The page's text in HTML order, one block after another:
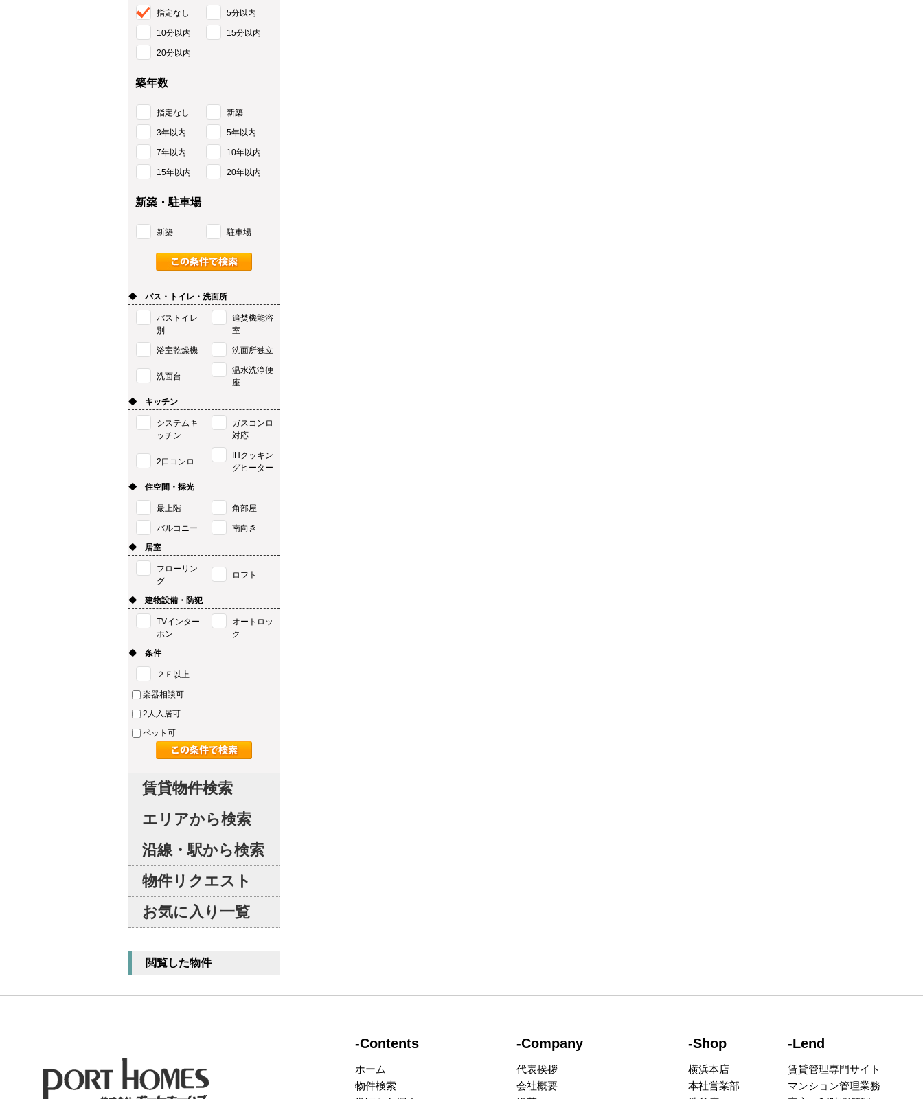
指定なし 5分以内
10分以内 15分以内
20分以内
築年数
指定なし 新築
3年以内 5年以内
7年以内 10年以内
15年以内 20年以内
新築・駐車場
新築 駐車場
◆ バス・トイレ・洗面所
バストイレ
別
追焚機能浴
室
浴室乾燥機 洗面所独立
洗面台
温水洗浄便
座
◆ キッチン
システムキ
ッチン
ガスコンロ
対応
2口コンロ
IHクッキン
グヒーター
◆ 住空間・採光
最上階 角部屋
バルコニー
南向き
◆ 居室
フローリン
グ
ロフト
◆ 建物設備・防犯
TVインター
ホン
オートロッ
ク
◆ 条件
２Ｆ以上
楽器相談可
2人入居可
ペット可
賃貸物件検索
エリアから検索
沿線・駅から検索
物件リクエスト
お気に入り一覧
閲覧した物件
-Contents
ホーム
物件検索
-Company
代表挨拶
会社概要
-Shop
横浜本店
本社営業部
-Lend
賃貸管理専門サイト
マンション管理業務